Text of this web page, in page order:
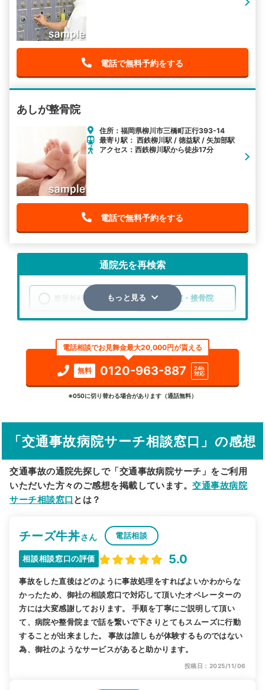
電話で無料予約をする
あしが整骨院
住所：福岡県柳川市三橋町正行393-14
最寄り駅： 西鉄柳川駅 / 徳益駅 / 矢加部駅
アクセス：西鉄柳川駅から徒歩17分
電話で無料予約をする
通院先を再検索
整形外科 整骨院・接骨院
検索する
詳細条件で絞り込む
駅から探す 院名から探す
もっと見る
電話相談でお見舞金最大20,000円が貰える
無料 0120-963-887
24h
対応
※050に切り替わる場合があります（通話無料）
「交通事故病院サーチ相談窓口」の感想
交通事故の通院先探しで「交通事故病院サーチ」をご利用
いただいた方々のご感想を掲載しています。交通事故病院
サーチ相談窓口 とは？
チーズ牛丼さん 電話相談
相談相談窓口の評価 5.0
事故をした直後はどのように事故処理をすればよいかわからな
かったため、御社の相談窓口で対応して頂いたオペレーターの
方には大変感謝しております。 手順を丁寧にご説明して頂い
て、病院や整骨院まで話を繋いで下さりとてもスムーズに行動
することが出来ました。 事故は誰しもが体験するものではない
為、御社のようなサービスがあると助かります。
投稿日：2025/11/06